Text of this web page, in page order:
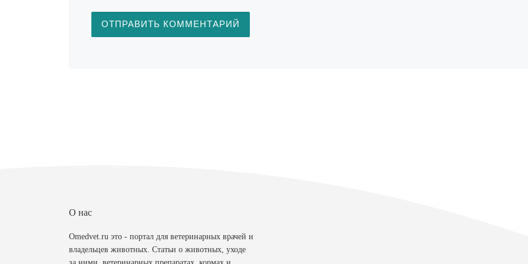
О нас
Omedvet.ru это - портал для ветеринарных врачей и
владельцев животных. Статьи о животных, уходе